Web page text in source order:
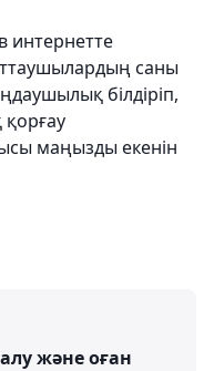
интернетте
саны
білдіріп,
маңызды екенін
және оған